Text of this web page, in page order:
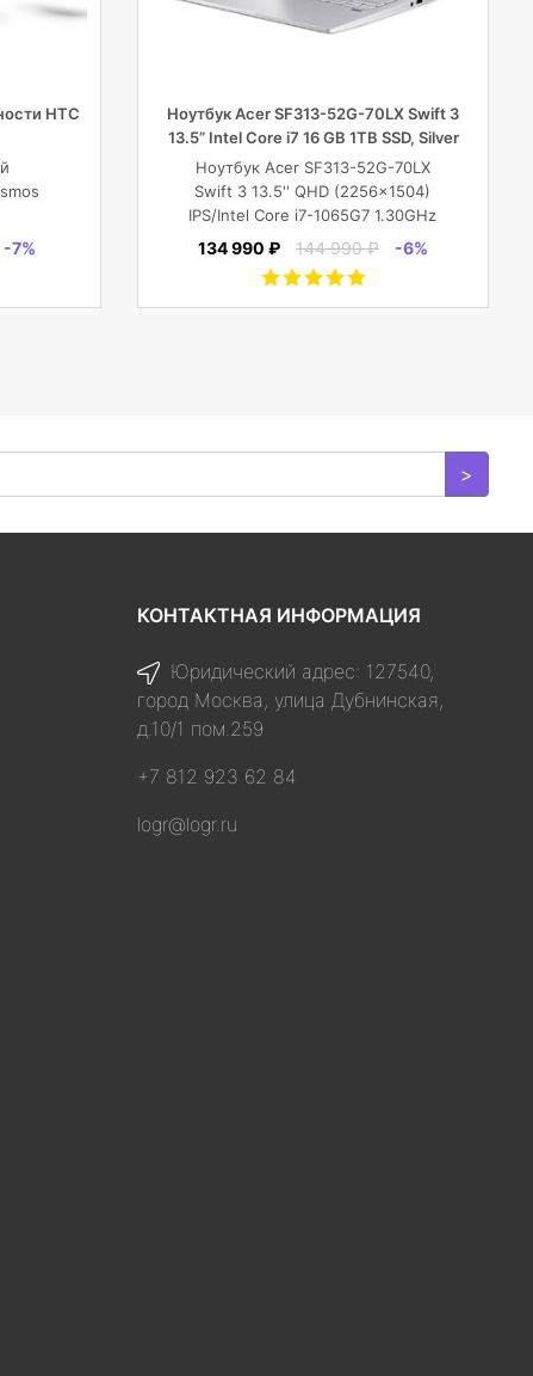
HTC
-7%
Ноутбук Acer SF313-52G-70LX Swift 3
13.5” Intel Core i7 16 GB 1TB SSD, Silver
Ноутбук Acer SF313-52G-70LX
Swift 3 13.5'' QHD (2256x1504)
IPS/Intel Core i7-1065G7 1.30GHz
Quad/16 GB+1TB SSD/GF MX350 2
MP/Fingerprint/4cell/1,19
кг/W10Pro/3Y/SILVER
134 990 ₽ 144 990 ₽ -6%
>
КОНТАКТНАЯ ИНФОРМАЦИЯ
Юридический адрес: 127540,
город Москва, улица Дубнинская,
д.10/1 пом.259
+7 812 923 62 84
logr@logr.ru